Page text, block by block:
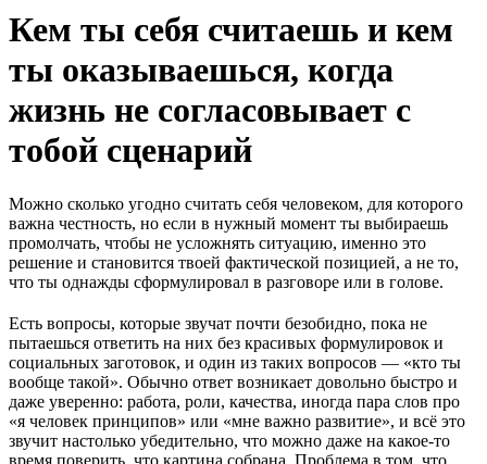
Кем ты себя считаешь и кем
ты оказываешься, когда
жизнь не согласовывает с
тобой сценарий
Можно сколько угодно считать себя человеком, для которого
важна честность, но если в нужный момент ты выбираешь
промолчать, чтобы не усложнять ситуацию, именно это
решение и становится твоей фактической позицией, а не то,
что ты однажды сформулировал в разговоре или в голове.
Есть вопросы, которые звучат почти безобидно, пока не
пытаешься ответить на них без красивых формулировок и
социальных заготовок, и один из таких вопросов — «кто ты
вообще такой». Обычно ответ возникает довольно быстро и
даже уверенно: работа, роли, качества, иногда пара слов про
«я человек принципов» или «мне важно развитие», и всё это
звучит настолько убедительно, что можно даже на какое-то
время поверить, что картина собрана. Проблема в том, что